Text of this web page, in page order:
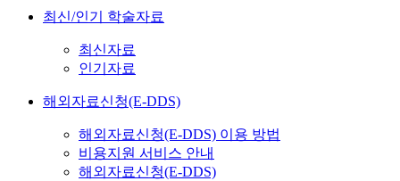
최신/인기 학술자료
최신자료
인기자료
해외자료신청(E-DDS)
해외자료신청(E-DDS) 이용 방법
비용지원 서비스 안내
해외자료신청(E-DDS)